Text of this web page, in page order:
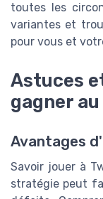
toutes les
variantes et
pour vous et
Astuces
gagner
Avantages
Savoir jouer à
stratégie peut